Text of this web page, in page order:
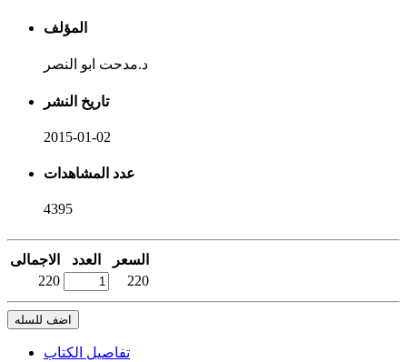
المؤلف
د.مدحت ابو النصر
تاريخ النشر
2015-01-02
عدد المشاهدات
4395
السعر العدد
الاجمالى
220
220
اضف للسله
تفاصيل الكتاب